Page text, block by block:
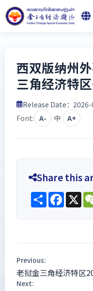
西双版纳州
三角经济特
Release Date：
Font: A- 中 A+
Share this
Share X
Previous:
老挝金三角经济特区
Next: